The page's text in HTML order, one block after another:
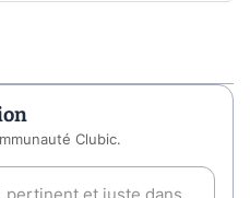
Clubic.